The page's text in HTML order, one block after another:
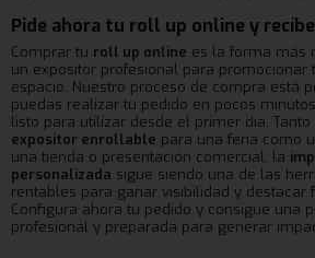
Pide ahora tu roll up online y
Comprar tu roll up online es la forma más
un expositor profesional para promocionar
espacio. Nuestro proceso de compra está
puedas realizar tu pedido en pocos
listo para utilizar desde el primer día. Tanto
expositor enrollable para una feria como
una tienda o presentación comercial, la
personalizada sigue siendo una de las
rentables para ganar visibilidad y destacar
Configura ahora tu pedido y consigue una
profesional y preparada para generar